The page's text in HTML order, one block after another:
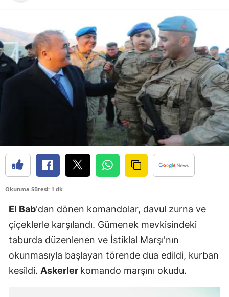
Bolu
Burdur
Bursa
Çanakkale
Çankırı
Çorum
Denizli
Diyarbakır
Erzincan
Erzurum
Okunma Süresi: 1 dk
El Bab'dan dönen komandolar, davul zurna ve
çiçeklerle karşılandı. Gümenek mevkisindeki
taburda düzenlenen ve İstiklal Marşı'nın
okunmasıyla başlayan törende dua edildi, kurban
kesildi. Askerler komando marşını okudu.